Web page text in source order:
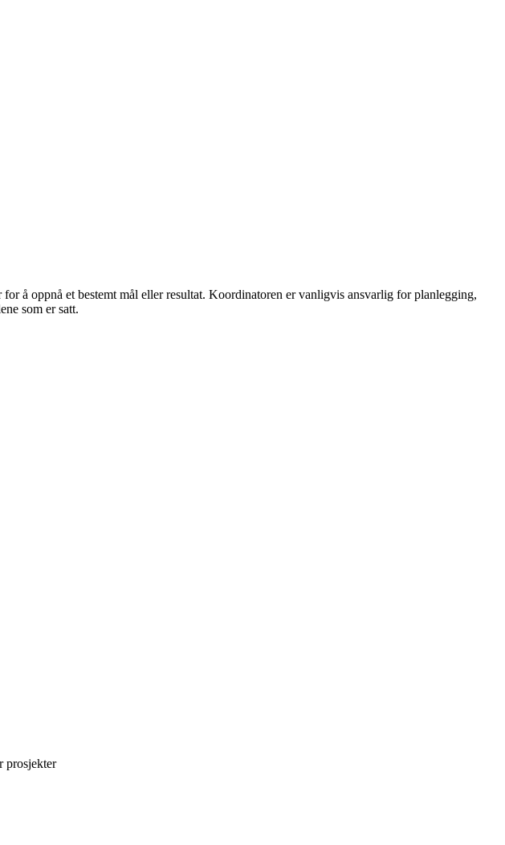
å oppnå et bestemt mål eller resultat. Koordinatoren er vanligvis ansvarlig for planlegging,
som er satt.
prosjekter